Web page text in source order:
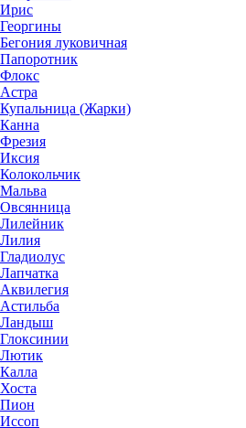
Ирис
Георгины
Бегония луковичная
Папоротник
Флокс
Астра
Купальница (Жарки)
Канна
Фрезия
Иксия
Колокольчик
Мальва
Овсянница
Лилейник
Лилия
Гладиолус
Лапчатка
Аквилегия
Астильба
Ландыш
Глоксинии
Лютик
Калла
Хоста
Пион
Иссоп